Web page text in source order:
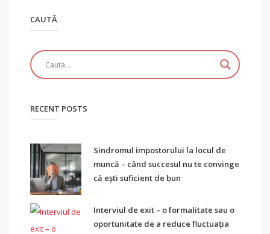
CAUTĂ
RECENT POSTS
Sindromul impostorului la locul de
muncă – când succesul nu te convinge
că ești suficient de bun
Interviul de exit – o formalitate sau o
oportunitate de a reduce fluctuația